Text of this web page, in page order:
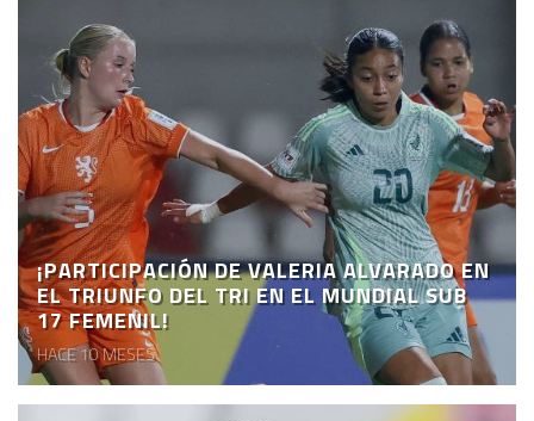
¡PARTICIPACIÓN DE VALERIA ALVARADO EN
EL TRIUNFO DEL TRI EN EL MUNDIAL SUB
17 FEMENIL!
HACE 10 MESES